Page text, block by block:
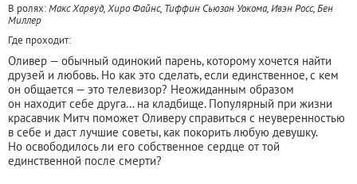
В ролях:Макс Харвуд, Хиро Файнс, Тиффин Сьюзан Уокома, Ивэн Росс, Бен
Миллер
Где проходит:
Оливер — обычный одинокий парень, которому хочется найти
друзей и любовь. Но как это сделать, если единственное, с кем
он общается — это телевизор? Неожиданным образом
он находит себе друга… на кладбище. Популярный при жизни
красавчик Митч поможет Оливеру справиться с неуверенностью
в себе и даст лучшие советы, как покорить любую девушку.
Но освободилось ли его собственное сердце от той
единственной после смерти?